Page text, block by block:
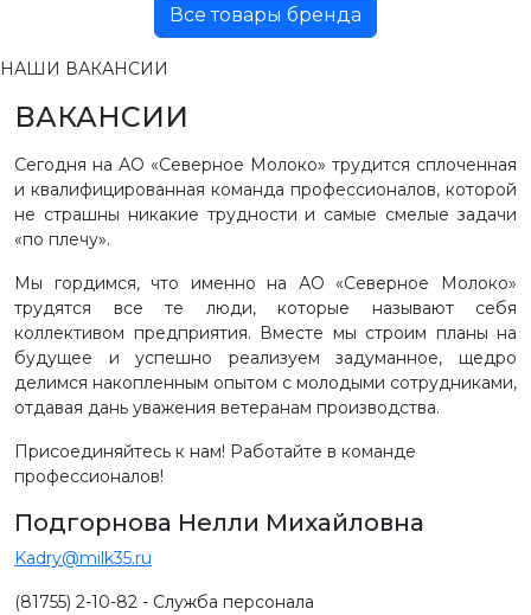
Все товары бренда
НАШИ ВАКАНСИИ
ВАКАНСИИ
Сегодня на АО «Северное Молоко» трудится сплоченная
и квалифицированная команда профессионалов, которой
не страшны никакие трудности и самые смелые задачи
«по плечу».
Мы гордимся, что именно на АО «Северное Молоко»
трудятся все те люди, которые называют себя
коллективом предприятия. Вместе мы строим планы на
будущее и успешно реализуем задуманное, щедро
делимся накопленным опытом с молодыми сотрудниками,
отдавая дань уважения ветеранам производства.
Присоединяйтесь к нам! Работайте в команде
профессионалов!
Подгорнова Нелли Михайловна
Kadry@milk35.ru
(81755) 2-10-82 - Служба персонала